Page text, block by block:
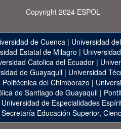
Copyright 2024 ESPOL
de Cuenca | Universidad
Estatal de Milagro |
Catolica del Ecuador|
de Guayaquil | Universidad
Politécnica del Chimborazo |
de Santiago de Guayaquil |
Universidad de Especialidades
Secretaría Educación Superior,